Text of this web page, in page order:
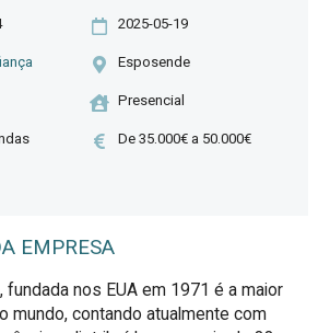
2025-05-19
Esposende
Presencial
De 35.000€ a 50.000€
EMPRESA
fundada nos EUA em 1971 é a maior
mundo, contando atualmente com